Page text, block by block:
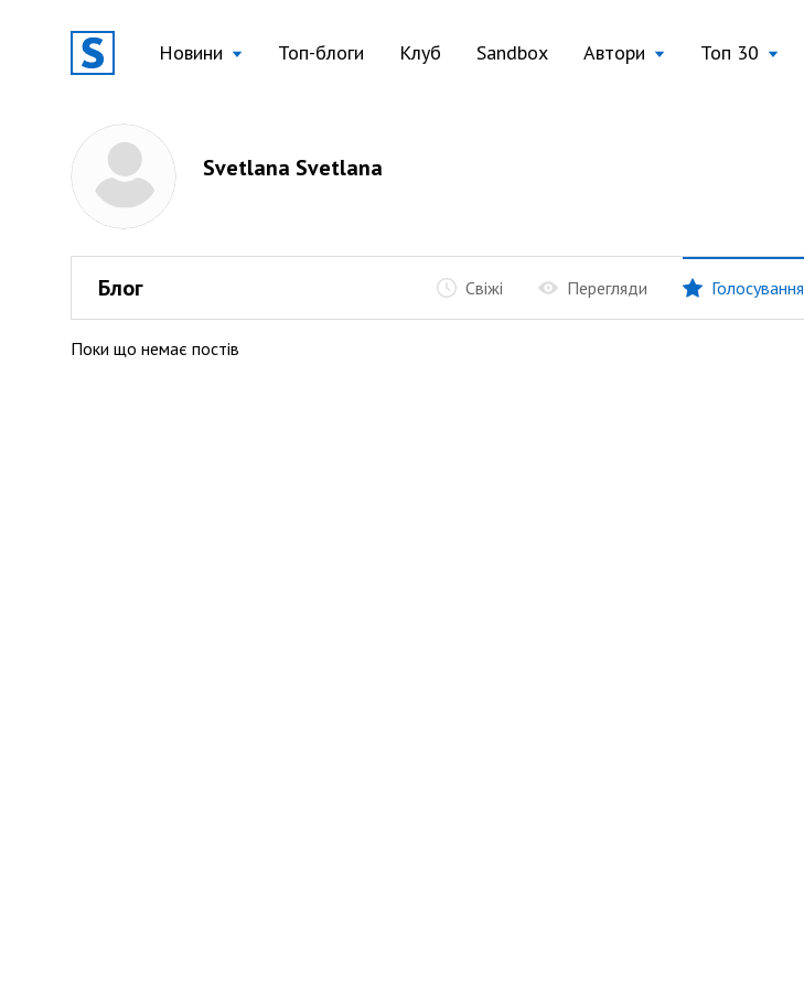
Новини Топ-блоги Клуб Sandbox Автори Топ 30
Svetlana Svetlana
Блог Свіжі Перегляди Голосування
Поки що немає постів